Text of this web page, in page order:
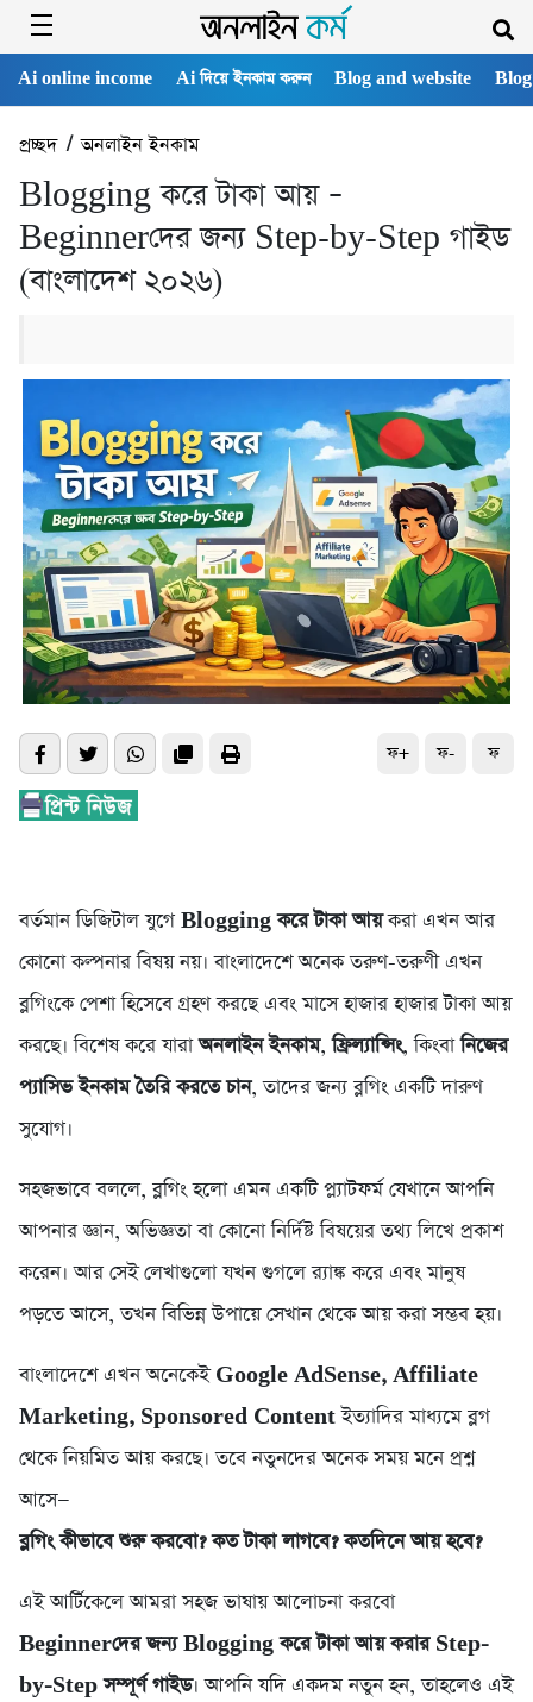
Ai online income Ai দিয়ে ইনকাম করুন Blog and website
প্রচ্ছদ/অনলাইন ইনকাম
Blogging করে টাকা আয় –
Beginnerদের জন্য Step-by-Step গাইড
(বাংলাদেশ ২০২৬)
ফ+ ফ- ফ
বর্তমান ডিজিটাল যুগে Blogging করে টাকা আয়করা এখন আর
কোনো কল্পনার বিষয় নয়। বাংলাদেশে অনেক তরুণ-তরুণী এখন
ব্লগিংকে পেশা হিসেবে গ্রহণ করছে এবং মাসে হাজার হাজার টাকা আয়
করছে। বিশেষ করে যারাঅনলাইন ইনকাম,ফ্রিল্যান্সিং, কিংবানিজের
প্যাসিভ ইনকাম তৈরি করতে চান, তাদের জন্য ব্লগিং একটি দারুণ
সুযোগ।
সহজভাবে বললে, ব্লগিং হলো এমন একটি প্ল্যাটফর্ম যেখানে আপনি
আপনার জ্ঞান, অভিজ্ঞতা বা কোনো নির্দিষ্ট বিষয়ের তথ্য লিখে প্রকাশ
করেন। আর সেই লেখাগুলো যখন গুগলে র‍্যাঙ্ক করে এবং মানুষ
পড়তে আসে, তখন বিভিন্ন উপায়ে সেখান থেকে আয় করা সম্ভব হয়।
বাংলাদেশে এখন অনেকেইGoogle AdSense, Affiliate
Marketing, Sponsored Contentইত্যাদির মাধ্যমে ব্লগ
থেকে নিয়মিত আয় করছে। তবে নতুনদের অনেক সময় মনে প্রশ্ন
আসে—
ব্লগিং কীভাবে শুরু করবো? কত টাকা লাগবে? কতদিনে আয় হবে?
এই আর্টিকেলে আমরা সহজ ভাষায় আলোচনা করবো
Beginnerদের জন্য Blogging করে টাকা আয় করার Step-
by-Step সম্পূর্ণ গাইড। আপনি যদি একদম নতুন হন, তাহলেও এই